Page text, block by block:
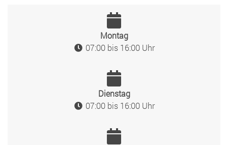
Montag
07:00 bis 16:00 Uhr
Dienstag
07:00 bis 16:00 Uhr